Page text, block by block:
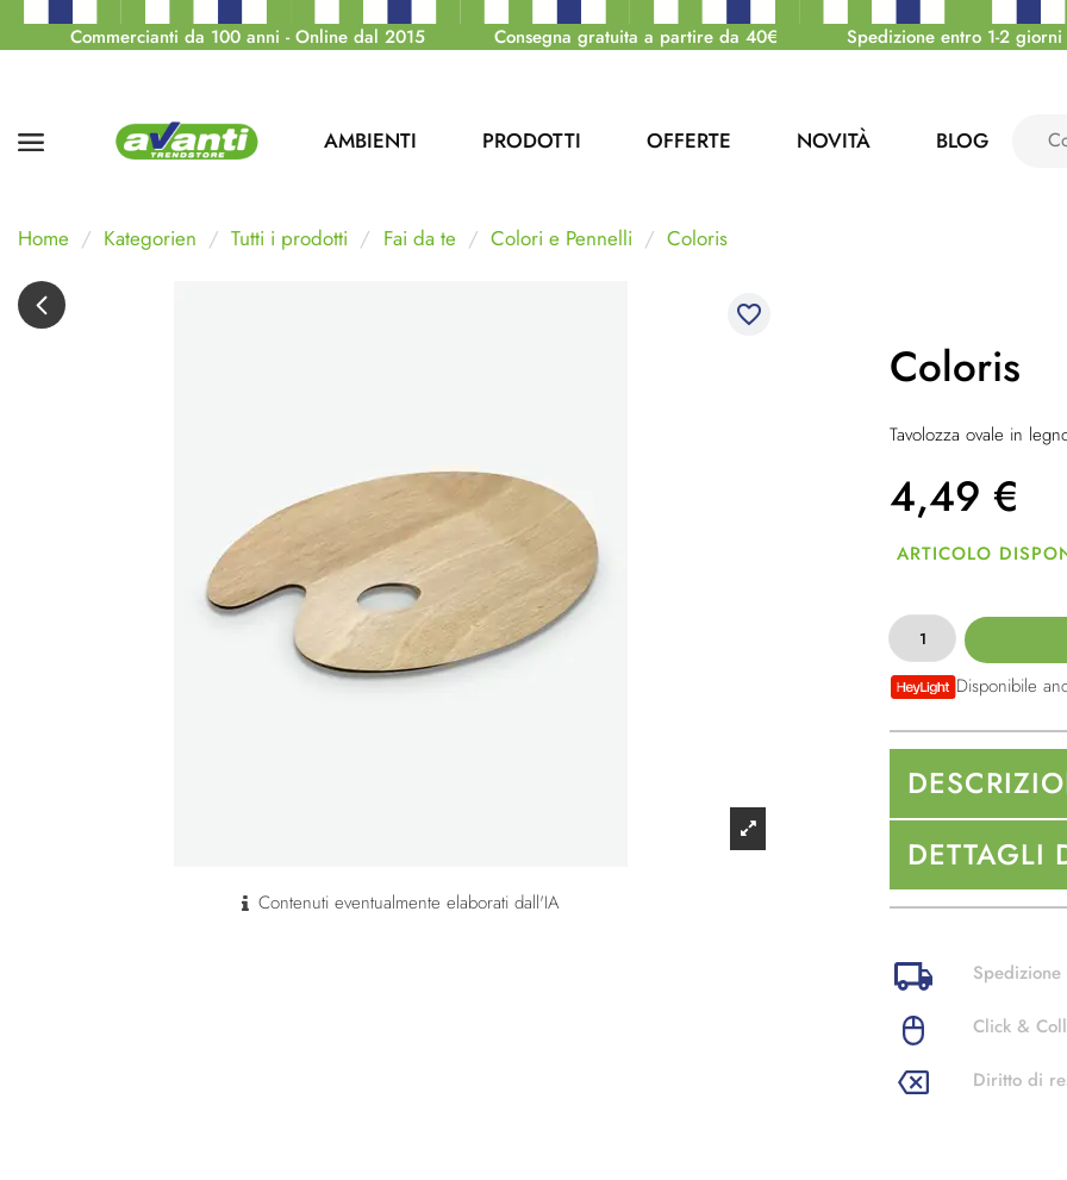
Commercianti da 100 anni - Online dal 2015 Consegna gratuita a partire da 40€ Spedizione entro 1-2
AMBIENTI PRODOTTI OFFERTE NOVITÀ BLOG
Home Kategorien Tutti i prodotti Fai da te Colori e Pennelli Coloris
favorite_border
Contenuti eventualmente elaborati dall'IA
Coloris
Tavolozza ovale in
4,49 €
ARTICOLO
Disponibile
DETTAGLI
Click &
Diritto di